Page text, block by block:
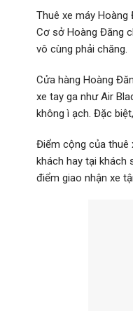
Thuê xe máy
Cơ sở Hoàng Đăng
vô cùng phải chăng.
Cửa hàng Hoàng
xe tay ga như Air
không ì ạch. Đặc
Điểm cộng của thuê
khách hay tại khách
điểm giao nhận xe